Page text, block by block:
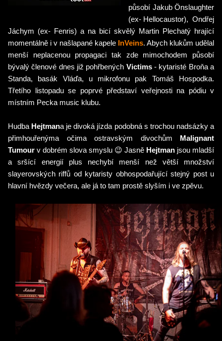
působí Jakub Önslaughter
(ex- Hellocaustor), Ondřej
Jáchym (ex- Fenris) a na bicí skvělý Martin Plechatý hrající
momentálně i v našlapané kapele InVeins. Abych klukům udělal
menší neplacenou propagaci tak
zde mimochodem působí
bývalý členové dnes již pohřbených Victims- kytaristé Broňa a
Standa, basák Vláďa, u mikrofonu pak Tomáš Hospodka.
Třetího listopadu se poprvé představí veřejnosti na pódiu v
místním Pecka music klubu.
Hudba Hejtmana je divoká jízda podobná s trochou nadsázky a
přimhouřenýma očima ostravským divochům Malignant
Tumour v dobrém slova smyslu 😉 Jasně Hejtman jsou mladší
a sršící energií plus nechybí menší než větší množství
slayerovských riffů od kytaristy obhospodařující stejný post u
hlavní hvězdy večera, ale já to tam prostě slyším i ve zpěvu.